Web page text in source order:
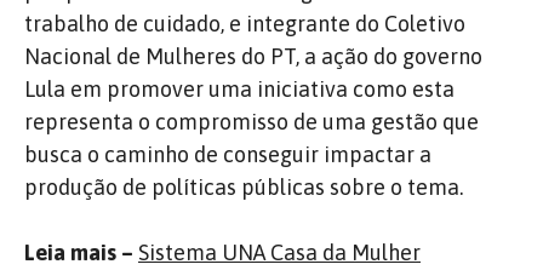
trabalho de cuidado, e integrante do Coletivo
Nacional de Mulheres do PT, a ação do governo
Lula em promover uma iniciativa como esta
representa o compromisso de uma gestão que
busca o caminho de conseguir impactar a
produção de políticas públicas sobre o tema.
Leia mais – Sistema UNA Casa da Mulher